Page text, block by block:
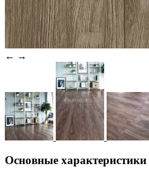
← →
Основные характеристики